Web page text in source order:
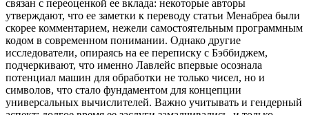
связан с переоценкой ее вклада: некоторые авторы
утверждают, что ее заметки к переводу статьи Менабреа были
скорее комментарием, нежели самостоятельным программным
кодом в современном понимании. Однако другие
исследователи, опираясь на ее переписку с Бэббиджем,
подчеркивают, что именно Лавлейс впервые осознала
потенциал машин для обработки не только чисел, но и
символов, что стало фундаментом для концепции
универсальных вычислителей. Важно учитывать и гендерный